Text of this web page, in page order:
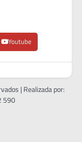
Youtube